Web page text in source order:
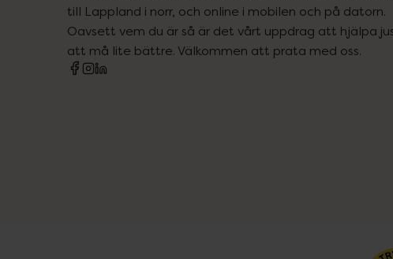
till Lappland i norr, och online i mobilen och på datorn.
Oavsett vem du är så är det vårt uppdrag att hjälpa
att må lite bättre. Välkommen att prata med oss.